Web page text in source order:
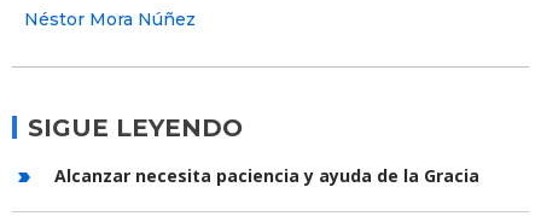
Néstor Mora Núñez
SIGUE LEYENDO
Alcanzar necesita paciencia y ayuda de la Gracia